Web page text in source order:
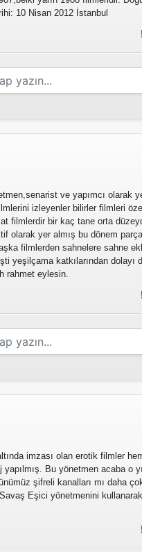
10 Nisan 2012 İstanbul
ve yapımcı olarak
izleyenler bilirler filmleri
filmlerdir bir kaç tane orta
olarak yer almış bu dönem
filmlerden sahnelere sahne
yeşilçama katkılarından dolayı
rahmet eylesin.
imzası olan erotik filmler
yapılmış. Bu yönetmen acaba o
şifreli kanalları mı daha
Eşici yönetmenini